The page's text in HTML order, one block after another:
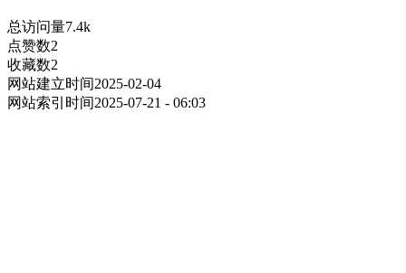
总访问量7.4k
点赞数2
收藏数2
网站建立时间2025-02-04
网站索引时间2025-07-21 - 06:03